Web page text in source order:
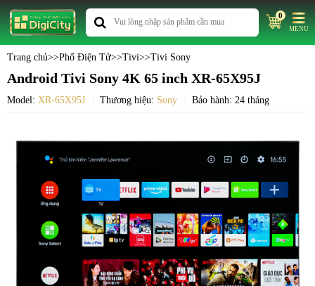
0
MENU
Trang chủ>>Phố Điện Tử>>Tivi>>Tivi Sony
Android Tivi Sony 4K 65 inch XR-65X95J
Model: XR-65X95J Thương hiệu: Sony Bảo hành: 24 tháng